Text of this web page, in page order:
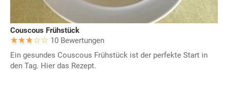
Couscous Frühstück
10 Bewertungen
Ein gesundes Couscous Frühstück ist der perfekte Start in
den Tag. Hier das Rezept.